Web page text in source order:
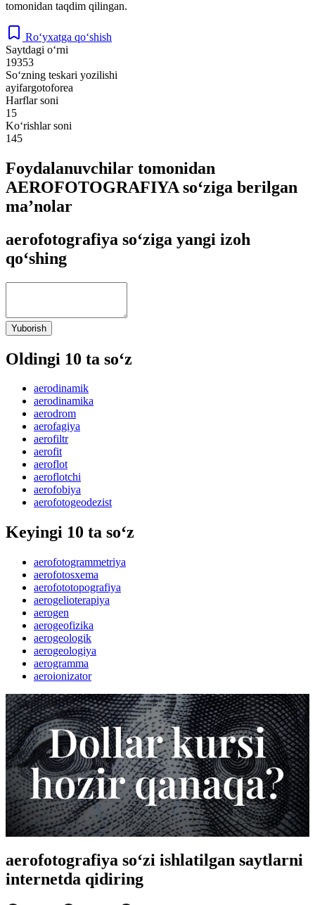
tomonidan taqdim qilingan.
Ro‘yxatga qo‘shish
Saytdagi o‘rni
19353
So‘zning teskari yozilishi
ayifargotoforea
Harflar soni
15
Ko‘rishlar soni
145
Foydalanuvchilar tomonidan
AEROFOTOGRAFIYA so‘ziga berilgan
ma’nolar
aerofotografiya so‘ziga yangi izoh
qo‘shing
Yuborish
Oldingi 10 ta so‘z
aerodinamik
aerodinamika
aerodrom
aerofagiya
aerofiltr
aerofit
aeroflot
aeroflotchi
aerofobiya
aerofotogeodezist
Keyingi 10 ta so‘z
aerofotogrammetriya
aerofotosxema
aerofototopografiya
aerogelioterapiya
aerogen
aerogeofizika
aerogeologik
aerogeologiya
aerogramma
aeroionizator
aerofotografiya so‘zi ishlatilgan saytlarni
internetda qidiring